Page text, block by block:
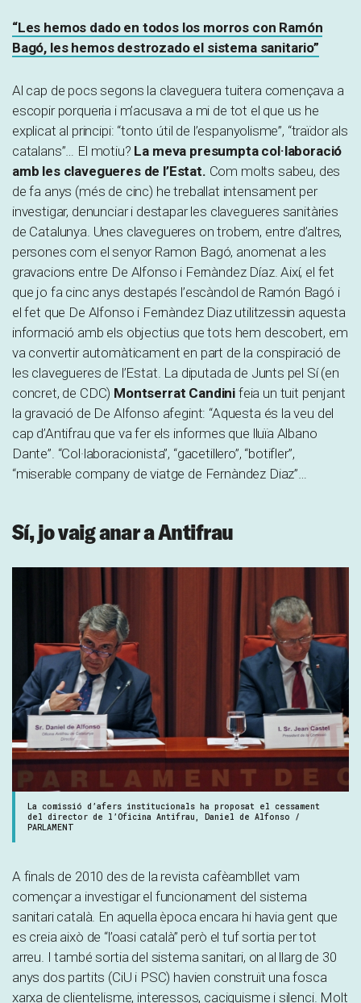
“Les hemos dado en todos los morros con Ramón
Bagó, les hemos destrozado el sistema sanitario”
Al cap de pocs segons la claveguera tuitera començava a
escopir porqueria i m’acusava a mi de tot el que us he
explicat al principi: “tonto útil de l’espanyolisme”, “traïdor als
catalans”… El motiu? La meva presumpta col·laboració
amb les clavegueres de l’Estat. Com molts sabeu, des
de fa anys (més de cinc) he treballat intensament per
investigar, denunciar i destapar les clavegueres sanitàries
de Catalunya. Unes clavegueres on trobem, entre d’altres,
persones com el senyor Ramon Bagó, anomenat a les
gravacions entre De Alfonso i Fernàndez Díaz. Així, el fet
que jo fa cinc anys destapés l’escàndol de Ramón Bagó i
el fet que De Alfonso i Fernàndez Diaz utilitzessin aquesta
informació amb els objectius que tots hem descobert, em
va convertir automàticament en part de la conspiració de
les clavegueres de l’Estat. La diputada de Junts pel Sí (en
concret, de CDC) Montserrat Candini feia un tuit penjant
la gravació de De Alfonso afegint: “Aquesta és la veu del
cap d’Antifrau que va fer els informes que lluïa Albano
Dante”. “Col·laboracionista”, “gacetillero”, “botifler”,
“miserable company de viatge de Fernàndez Diaz”…
Sí, jo vaig anar a Antifrau
La comissió d’afers institucionals ha proposat el cessament
del director de l’Oficina Antifrau, Daniel de Alfonso /
PARLAMENT
A finals de 2010 des de la revista cafèambllet vam
començar a investigar el funcionament del sistema
sanitari català. En aquella època encara hi havia gent que
es creia això de “l’oasi català” però el tuf sortia per tot
arreu. I també sortia del sistema sanitari, on al llarg de 30
anys dos partits (CiU i PSC) havien construït una fosca
xarxa de clientelisme, interessos, caciquisme i silenci. Molt